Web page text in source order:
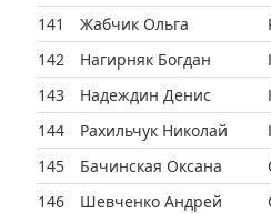
141
Жабчик Ольга
142
Нагирняк Богдан
143
Надеждин Денис
144
Рахильчук Николай
145
Бачинская Оксана
146
Шевченко Андрей